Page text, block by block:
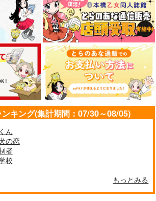
キング(集計期間：07/30～08/05)
ん
の恋
者
校
もっとみる